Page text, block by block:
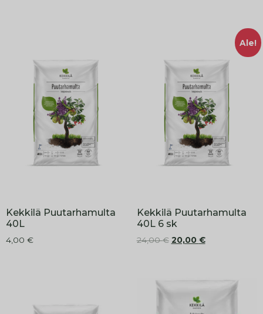
Kekkilä Puutarhamulta
40L
4,00 €
Ale!
Kekkilä Puutarhamulta
40L 6 sk
24,00€ 20,00 €